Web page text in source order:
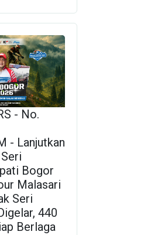
- No.
- Lanjutkan
Bogor
Malasari
Seri
440
Berlaga